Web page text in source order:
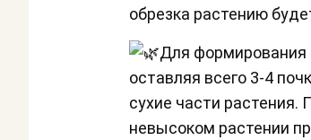
обрезка растению
Для формирования
оставляя всего 3-4
сухие части растения.
невысоком растении